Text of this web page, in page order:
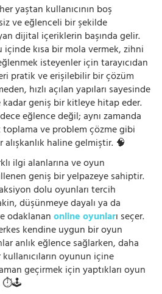
yaştan kullanıcının boş
ve eğlenceli bir şekilde
dijital içeriklerin başında gelir.
kısa bir mola vermek, zihni
isteyenler için tarayıcıdan
pratik ve erişilebilir bir çözüm
hızlı açılan yapıları sayesinde
geniş bir kitleye hitap eder.
eğlence değil; aynı zamanda
ve problem çözme gibi
haline gelmiştir. 🧠
ilgi alanlarına ve oyun
geniş bir yelpazeye sahiptir.
dolu oyunları tercih
düşünmeye dayalı ya da
odaklananonline oyunları seçer.
kendine uygun bir oyun
anlık eğlence sağlarken, daha
oyunun içine
geçirmek için yaptıkları oyun
⏱️🕹️